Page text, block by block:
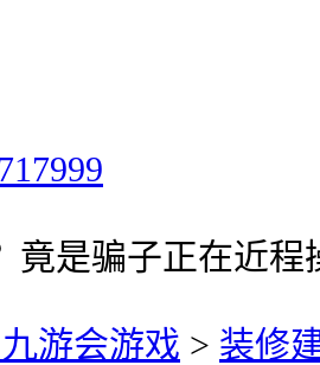
竟是骗子正在近程
九游会游戏 > 装修